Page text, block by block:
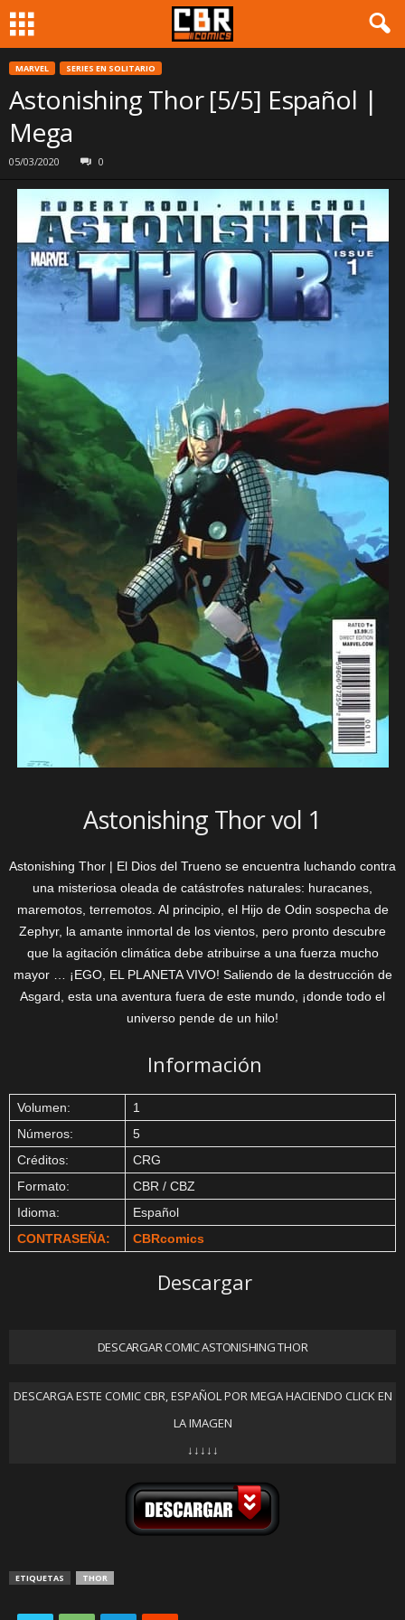
MARVEL SERIES EN SOLITARIO
Astonishing Thor [5/5] Español |
Mega
05/03/2020 0
Astonishing Thor vol 1
Astonishing Thor | El Dios del Trueno se encuentra luchando contra
una misteriosa oleada de catástrofes naturales: huracanes,
maremotos, terremotos. Al principio, el Hijo de Odin sospecha de
Zephyr, la amante inmortal de los vientos, pero pronto descubre
que la agitación climática debe atribuirse a una fuerza mucho
mayor … ¡EGO, EL PLANETA VIVO! Saliendo de la destrucción de
Asgard, esta una aventura fuera de este mundo, ¡donde todo el
universo pende de un hilo!
Información
Volumen:
1
Números:
5
Créditos:
CRG
Formato:
CBR / CBZ
Idioma:
Español
CONTRASEÑA:
CBRcomics
Descargar
DESCARGAR COMIC ASTONISHING THOR
DESCARGA ESTE COMIC CBR, ESPAÑOL POR MEGA HACIENDO CLICK EN
LA IMAGEN
↓↓↓↓↓
ETIQUETAS THOR